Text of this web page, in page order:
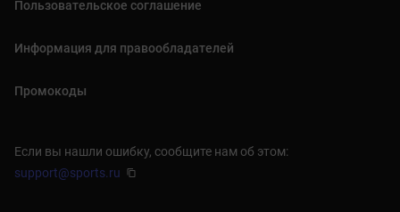
Пользовательское соглашение
Информация для правообладателей
Промокоды
Если вы нашли ошибку, сообщите нам об этом:
support@sports.ru